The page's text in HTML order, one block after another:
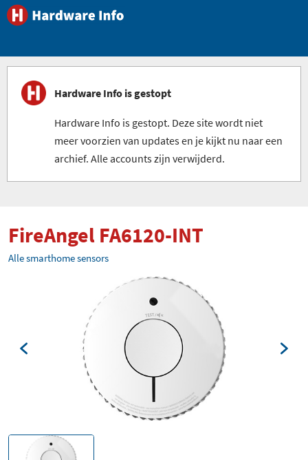
Hardware Info is gestopt
Hardware Info is gestopt. Deze site wordt niet
meer voorzien van updates en je kijkt nu naar een
archief. Alle accounts zijn verwijderd.
FireAngel FA6120-INT
Alle smarthome sensors